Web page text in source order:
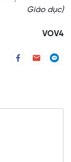
Giáo dục)
VOV4